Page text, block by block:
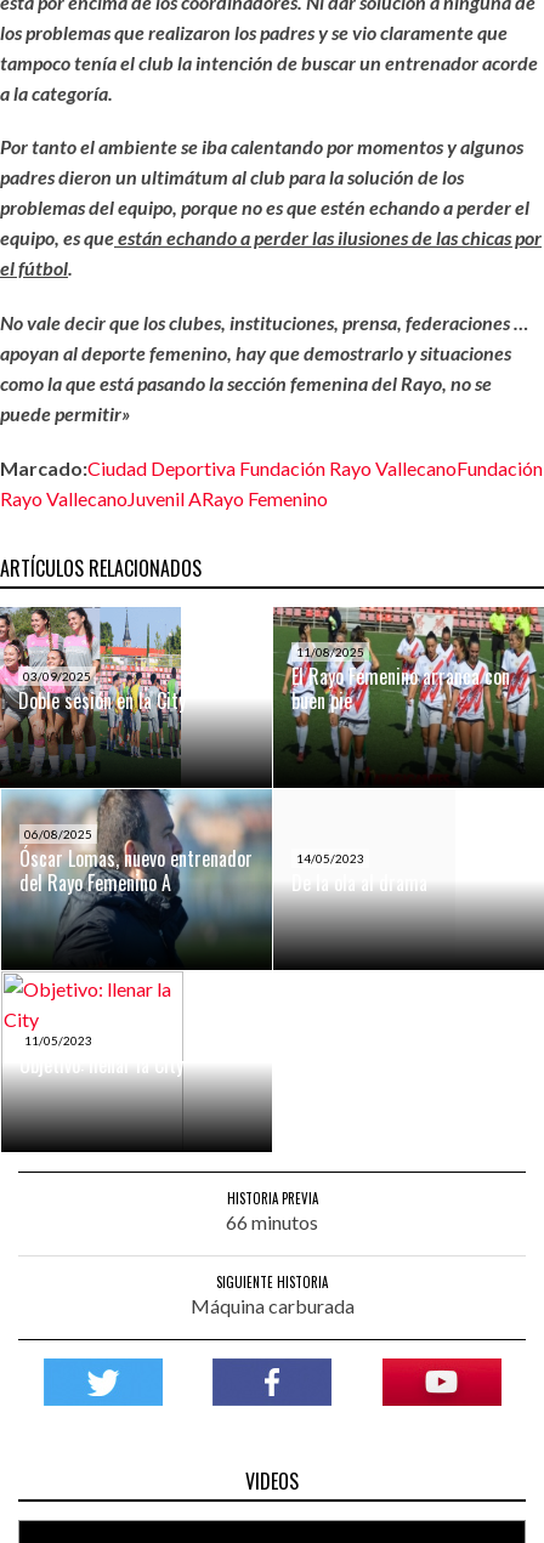
los problemas que realizaron los padres y se vio claramente que
tampoco tenía el club la intención de buscar un entrenador acorde
a la categoría.
Por tanto el ambiente se iba calentando por momentos y algunos
padres dieron un ultimátum al club para la solución de los
problemas del equipo, porque no es que estén echando a perder el
equipo, es queestán echando a perder las ilusiones de las chicas por
el fútbol.
No vale decir que los clubes, instituciones, prensa, federaciones …
apoyan al deporte femenino, hay que demostrarlo y situaciones
como la que está pasando la sección femenina del Rayo, no se
puede permitir»
Marcado:Ciudad Deportiva Fundación Rayo VallecanoFundación
Rayo VallecanoJuvenil ARayo Femenino
ARTÍCULOS RELACIONADOS
03/09/2025
Doble sesión en la City
11/08/2025
El Rayo Femenino arranca con
buen pie
06/08/2025
Óscar Lomas, nuevo entrenador
del Rayo Femenino A
14/05/2023
De la ola al drama
11/05/2023
Objetivo: llenar la City
HISTORIA PREVIA
66 minutos
SIGUIENTE HISTORIA
Máquina carburada
VIDEOS